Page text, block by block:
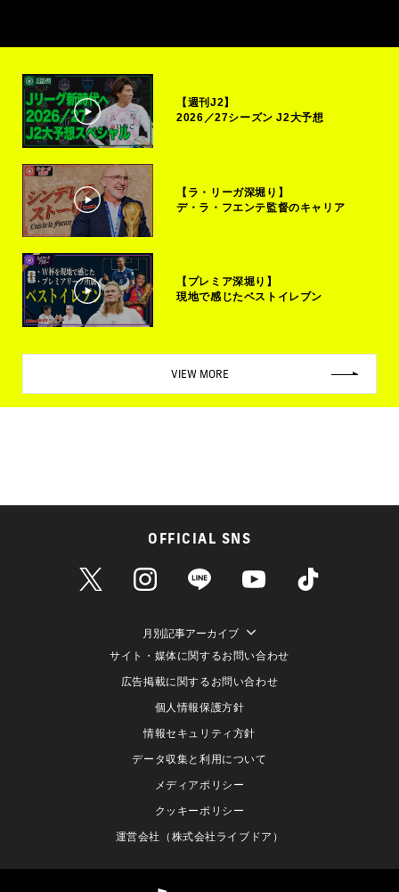
【週刊J2】
2026／27シーズン J2大予想
【ラ・リーガ深堀り】
デ・ラ・フエンテ監督のキャリア
【プレミア深堀り】
現地で感じたベストイレブン
VIEW MORE
OFFICIAL SNS
月別記事アーカイブ
サイト・媒体に関するお問い合わせ
広告掲載に関するお問い合わせ
個人情報保護方針
情報セキュリティ方針
データ収集と利用について
メディアポリシー
クッキーポリシー
運営会社（株式会社ライブドア）